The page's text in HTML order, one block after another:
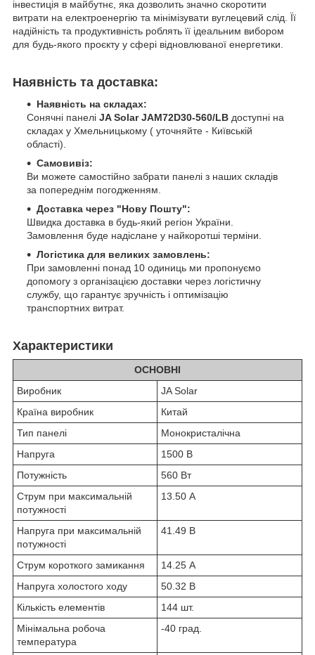
інвестиція в майбутнє, яка дозволить значно скоротити
витрати на електроенергію та мінімізувати вуглецевий слід. Її
надійність та продуктивність роблять її ідеальним вибором
для будь-якого проєкту у сфері відновлюваної енергетики.
Наявність та доставка:
Наявність на складах:
Сонячні панелі JA Solar JAM72D30-560/LB доступні на
складах у Хмельницькому ( уточняйте - Київській
області).
Самовивіз:
Ви можете самостійно забрати панелі з наших складів
за попереднім погодженням.
Доставка через "Нову Пошту":
Швидка доставка в будь-який регіон України.
Замовлення буде надіслане у найкоротші терміни.
Логістика для великих замовлень:
При замовленні понад 10 одиниць ми пропонуємо
допомогу з організацією доставки через логістичну
службу, що гарантує зручність і оптимізацію
транспортних витрат.
Характеристики
ОСНОВНІ
Виробник
JA Solar
Країна виробник
Китай
Тип панелі
Монокристалічна
Напруга
1500 В
Потужність
560 Вт
Струм при максимальній
потужності
13.50 А
Напруга при максимальній
потужності
41.49 В
Струм короткого замикання
14.25 А
Напруга холостого ходу
50.32 В
Кількість елементів
144 шт.
Мінімальна робоча
температура
-40 град.